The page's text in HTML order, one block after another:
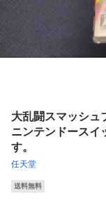
大乱闘スマッシ
ニンテンドースイ
す。
任天堂
送料無料